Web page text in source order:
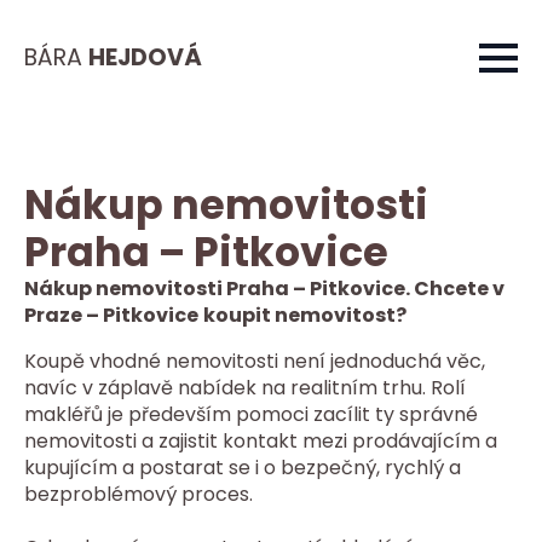
BÁRA HEJDOVÁ
Nákup nemovitosti
Praha – Pitkovice
Nákup nemovitosti Praha – Pitkovice. Chcete v
Praze – Pitkovice koupit nemovitost?
Koupě vhodné nemovitosti není jednoduchá věc,
navíc v záplavě nabídek na realitním trhu. Rolí
makléřů je především pomoci zacílit ty správné
nemovitosti a zajistit kontakt mezi prodávajícím a
kupujícím a postarat se i o bezpečný, rychlý a
bezproblémový proces.